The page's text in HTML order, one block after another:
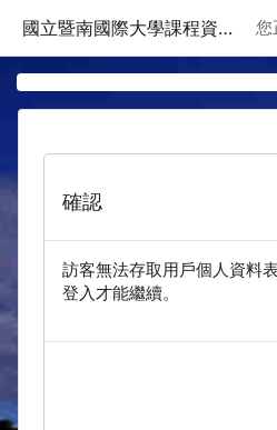
國立暨南國際大學課程資訊網 您
確認
訪客無法存取用戶個人資料
登入才能繼續。